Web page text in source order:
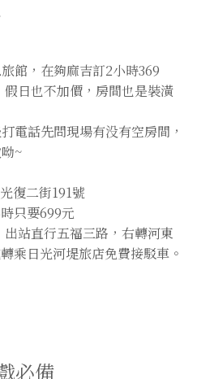
館，在夠麻吉訂2小時369
日也不加價，房間也是裝潢
電話先問現場有没有空房間，
~
復二街191號
只要699元
站直行五福三路，右轉河東
乘日光河堤旅店免費接駁車。
必備